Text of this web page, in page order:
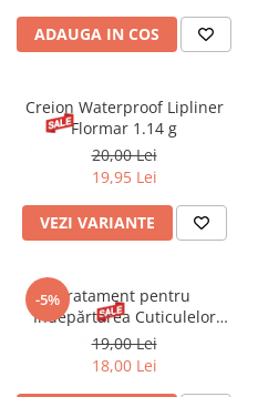
ADAUGA IN COS
Creion Waterproof Lipliner
Flormar 1.14 g
20,00 Lei
19,95 Lei
VEZI VARIANTE
-5%Tratament pentru
Indepărtarea Cuticulelor
Eveline 12 ml
19,00 Lei
18,00 Lei